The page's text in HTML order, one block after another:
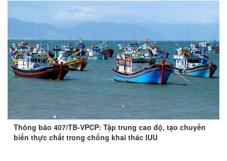
Thông báo 407/TB-VPCP: Tập trung cao độ, tạo chuyển
biến thực chất trong chống khai thác IUU